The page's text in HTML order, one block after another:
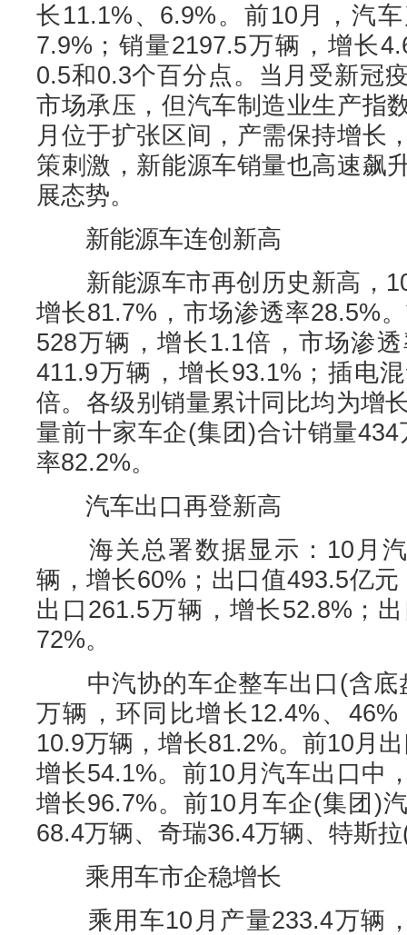
长11.1%、6.9%。前10月，汽
7.9%；销量2197.5万辆，增长
0.5和0.3个百分点。当月受新冠
市场承压，但汽车制造业生产指
月位于扩张区间，产需保持增长
策刺激，新能源车销量也高速飙
展态势。
新能源车连创新高
新能源车市再创历史新高，
增长81.7%，市场渗透率28.5%
528万辆，增长1.1倍，市场渗
411.9万辆，增长93.1%；插电
倍。各级别销量累计同比均为增
量前十家车企(集团)合计销量
率82.2%。
汽车出口再登新高
海关总署数据显示：10月汽
辆，增长60%；出口值493.5亿
出口261.5万辆，增长52.8%；
72%。
中汽协的车企整车出口(含底
万辆，环同比增长12.4%、
10.9万辆，增长81.2%。前10月
增长54.1%。前10月汽车出口中
增长96.7%。前10月车企(集团)
68.4万辆、奇瑞36.4万辆、特斯
乘用车市企稳增长
乘用车10月产量233.4万辆，